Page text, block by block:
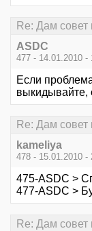
Re: Дам
ASDC
477 - 14.01.2010 -
Если
выкидывайте,
Re: Дам
kameliya
478 - 15.01.2010 -
475-ASDC >
477-ASDC >
Re: Дам